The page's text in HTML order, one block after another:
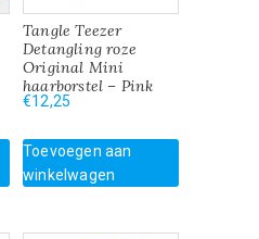
Tangle Teezer
Detangling roze
Original Mini
haarborstel – Pink
€12,25
Toevoegen aan
winkelwagen